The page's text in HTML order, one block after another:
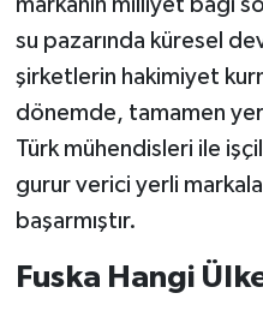
su pazarında küresel
şirketlerin hakimiyet
dönemde, tamamen
Türk mühendisleri ile
gurur verici yerli
başarmıştır.
Fuska Hangi